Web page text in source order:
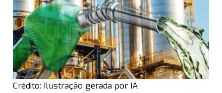
Crédito: Ilustração gerada por IA